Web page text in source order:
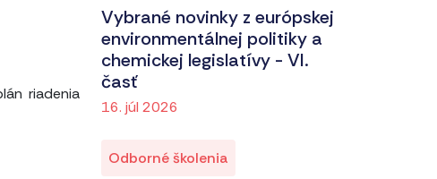
riadenia
Vybrané novinky z európskej
environmentálnej politiky a
chemickej legislatívy - VI.
časť
16. júl 2026
Odborné školenia